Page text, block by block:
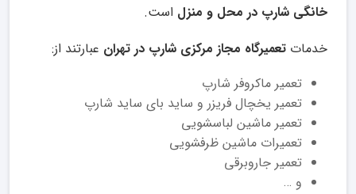
خانگی شارپ در محل و منزل است.
خدمات تعمیرگاه مجاز مرکزی شارپ در تهران عبارتند از:
تعمیر ماکروفر شارپ
تعمیر یخچال فریزر و ساید بای ساید شارپ
تعمیر ماشین لباسشویی
تعمیرات ماشین ظرفشویی
تعمیر جاروبرقی
و …